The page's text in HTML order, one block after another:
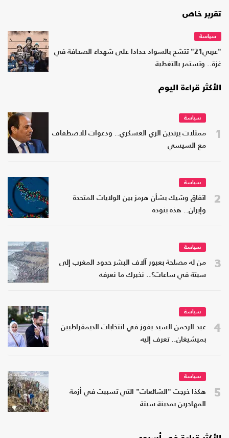
تقرير خاص
سياسة
"عربي21" تتشح بالسواد حدادا على شهداء الصحافة في
غزة.. وتستمر بالتغطية
الأكثر قراءة اليوم
1
سياسة
ممثلات يرتدين الزي العسكري.. ودعوات للاصطفاف
مع السيسي
2
سياسة
اتفاق وشيك بشأن هرمز بين الولايات المتحدة
وإيران.. هذه بنوده
3
سياسة
من له مصلحة بعبور آلاف البشر حدود المغرب إلى
سبتة في ساعات؟.. نخبرك ما نعرفه
4
سياسة
عبد الرحمن السيد يفوز في انتخابات الديمقراطيين
بميشيغان.. تعرف إليه
5
سياسة
هكذا خرجت "الشائعات" التي تسببت في أزمة
المهاجرين بمدينة سبتة